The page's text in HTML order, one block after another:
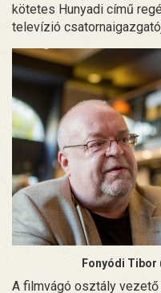
kötetes Hunyadi című
televízió
Fonyódi
A filmvágó osztály vezető